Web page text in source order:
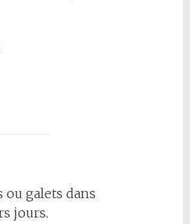
ou galets dans
jours.